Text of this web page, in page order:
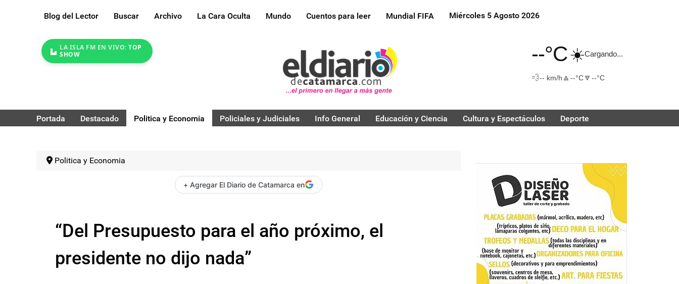
Blog del Lector Buscar Archivo La Cara Oculta Mundo Cuentos para leer Mundial FIFA Miércoles 5 Agosto 2026
LA ISLA FM EN VIVO: TOP
SHOW
--°C☀️Cargando...
💨-- km/h 🔼 --°C🔽 --°C
Portada Destacado Politica y Economia Policiales y Judiciales Info General Educación y Ciencia Cultura y Espectáculos Deporte
Politica y Economia
+ Agregar El Diario de Catamarca en
“Del Presupuesto para el año próximo, el
presidente no dijo nada”